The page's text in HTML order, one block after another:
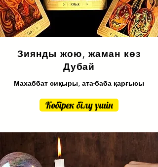
Зиянды жою, жаман көз
Дубай
Махаббат сиқыры, ата-баба қарғысы
Көбірек білу үшін